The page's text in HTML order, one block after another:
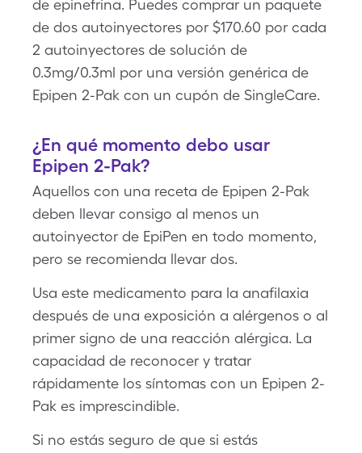
de epinefrina. Puedes comprar un paquete
de dos autoinyectores por $170.60 por cada
2 autoinyectores de solución de
0.3mg/0.3ml por una versión genérica de
Epipen 2-Pak con un cupón de SingleCare.
¿En qué momento debo usar
Epipen 2-Pak?
Aquellos con una receta de Epipen 2-Pak
deben llevar consigo al menos un
autoinyector de EpiPen en todo momento,
pero se recomienda llevar dos.
Usa este medicamento para la anafilaxia
después de una exposición a alérgenos o al
primer signo de una reacción alérgica. La
capacidad de reconocer y tratar
rápidamente los síntomas con un Epipen 2-
Pak es imprescindible.
Si no estás seguro de que si estás